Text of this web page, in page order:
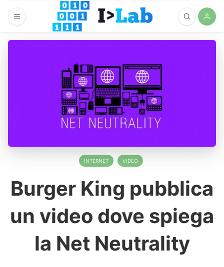
INTERNET VIDEO
Burger King pubblica
un video dove spiega
la Net Neutrality